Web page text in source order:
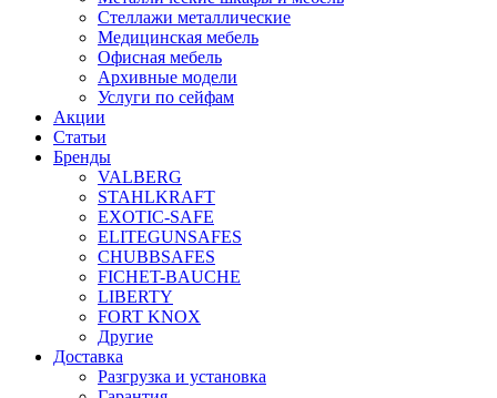
Стеллажи металлические
Медицинская мебель
Офисная мебель
Архивные модели
Услуги по сейфам
Акции
Статьи
Бренды
VALBERG
STAHLKRAFT
EXOTIC-SAFE
ELITEGUNSAFES
CHUBBSAFES
FICHET-BAUCHE
LIBERTY
FORT KNOX
Другие
Доставка
Разгрузка и установка